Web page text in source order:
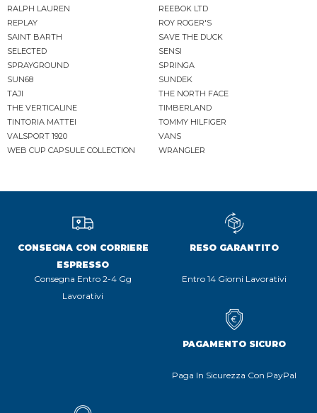
RALPH LAUREN
REEBOK LTD
REPLAY
ROY ROGER'S
SAINT BARTH
SAVE THE DUCK
SELECTED
SENSI
SPRAYGROUND
SPRINGA
SUN68
SUNDEK
TAJI
THE NORTH FACE
THE VERTICALINE
TIMBERLAND
TINTORIA MATTEI
TOMMY HILFIGER
VALSPORT 1920
VANS
WEB CUP CAPSULE COLLECTION
WRANGLER
CONSEGNA CON CORRIERE
ESPRESSO
Consegna Entro 2-4 Gg
Lavorativi
RESO GARANTITO
Entro 14 Giorni Lavorativi
PAGAMENTO SICURO
Paga In Sicurezza Con PayPal